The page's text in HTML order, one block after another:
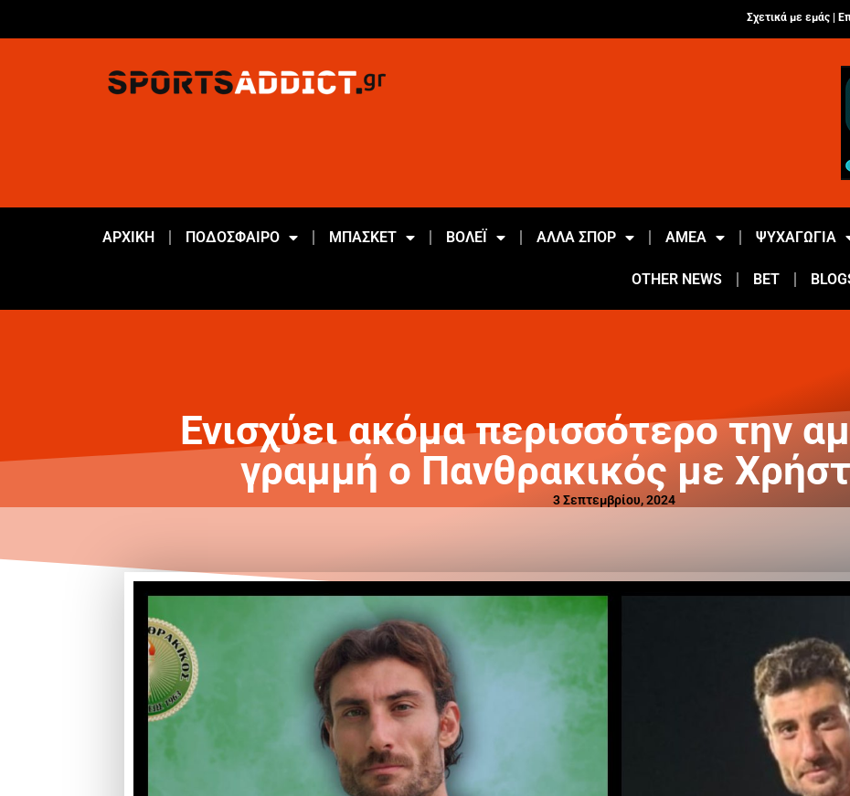
Σχετικά με εμάς |
ΑΡΧΙΚΗ ΠΟΔΟΣΦΑΙΡΟ ΜΠΑΣΚΕΤ ΒΟΛΕΪ ΑΛΛΑ ΣΠΟΡ ΑΜΕΑ ΨΥΧΑΓΩΓΙΑ
OTHER NEWS BET
Ενισχύει ακόμα περισσότερο την
γραμμή ο Πανθρακικός με
3 Σεπτεμβρίου, 2024